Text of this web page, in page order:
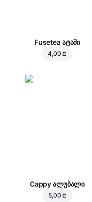
Fusetea ატამი
4,00 ₾
Cappy ალუბალი
5,00 ₾